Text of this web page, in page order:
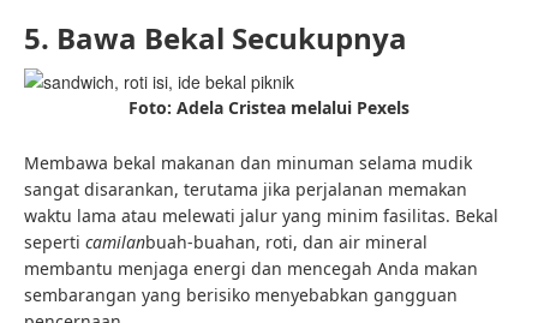
5. Bawa Bekal Secukupnya
Foto: Adela Cristea melalui Pexels
Membawa bekal makanan dan minuman selama mudik
sangat disarankan, terutama jika perjalanan memakan
waktu lama atau melewati jalur yang minim fasilitas. Bekal
seperti camilanbuah-buahan, roti, dan air mineral
membantu menjaga energi dan mencegah Anda makan
sembarangan yang berisiko menyebabkan gangguan